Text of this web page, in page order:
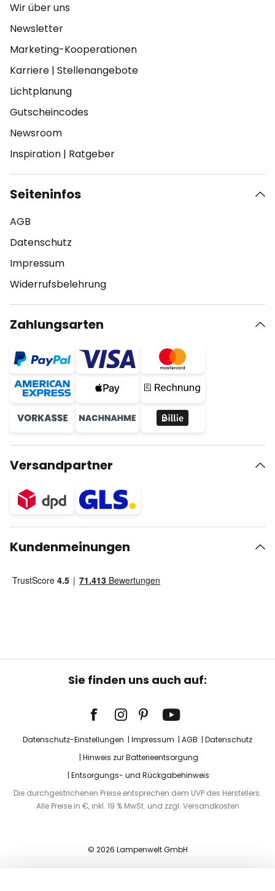
Wir über uns
Newsletter
Marketing-Kooperationen
Karriere | Stellenangebote
Lichtplanung
Gutscheincodes
Newsroom
Inspiration | Ratgeber
Seiteninfos
AGB
Datenschutz
Impressum
Widerrufsbelehrung
Zahlungsarten
Versandpartner
Kundenmeinungen
Sie finden uns auch auf:
Datenschutz-Einstellungen Impressum AGB
Datenschutz
Hinweis zur Batterieentsorgung
Entsorgungs- und Rückgabehinweis
Die durchgestrichenen Preise entsprechen dem UVP des Herstellers.
Alle Preise in €, inkl. 19 % MwSt. und zzgl. Versandkosten
© 2026 Lampenwelt GmbH